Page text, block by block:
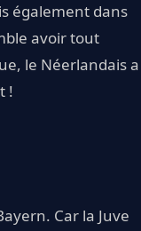
également dans
avoir tout
le Néerlandais a
!
Car la Juve